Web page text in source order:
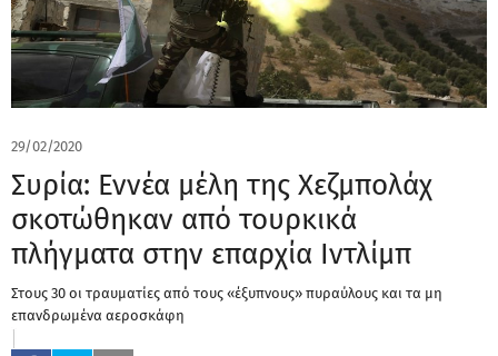
29/02/2020
Συρία: Εννέα μέλη της Χεζμπολάχ
σκοτώθηκαν από τουρκικά
πλήγματα στην επαρχία Ιντλίμπ
Στους 30 οι τραυματίες από τους «έξυπνους» πυραύλους και τα μη
επανδρωμένα αεροσκάφη